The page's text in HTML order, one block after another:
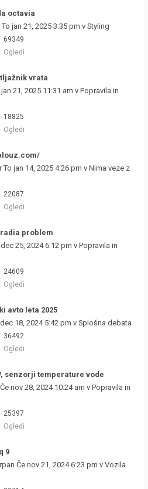
octavia
To jan 21, 2025 3:35 pm v Styling
69349
Ogledi
vrata
21, 2025 11:31 am v Popravila in
18825
Ogledi
To jan 14, 2025 4:26 pm v Nima veze z
22087
Ogledi
problem
dec 25, 2024 6:12 pm v Popravila in
24609
Ogledi
avto leta 2025
18, 2024 5:42 pm v Splošna debata
36492
Ogledi
senzorji temperature vode
Če nov 28, 2024 10:24 am v Popravila in
25397
Ogledi
9
Če nov 21, 2024 6:23 pm v Vozila